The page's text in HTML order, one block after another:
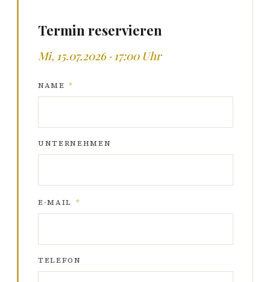
Termin reservieren
Mi, 15.07.2026 · 17:00 Uhr
NAME *
UNTERNEHMEN
E-MAIL *
TELEFON